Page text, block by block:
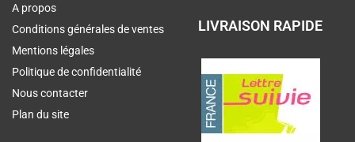
A propos
Conditions générales de ventes
Mentions légales
Politique de confidentialité
Nous contacter
Plan du site
LIVRAISON RAPIDE